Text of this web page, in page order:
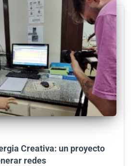
Creativa: un proyecto
redes